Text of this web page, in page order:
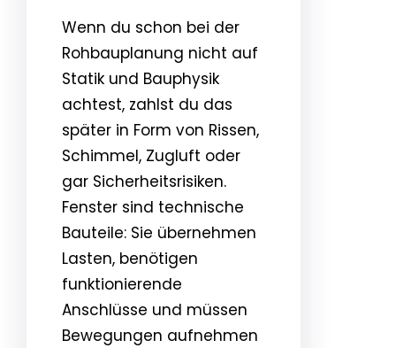
Wenn du schon bei der
Rohbauplanung nicht auf
Statik und Bauphysik
achtest, zahlst du das
später in Form von Rissen,
Schimmel, Zugluft oder
gar Sicherheitsrisiken.
Fenster sind technische
Bauteile: Sie übernehmen
Lasten, benötigen
funktionierende
Anschlüsse und müssen
Bewegungen aufnehmen